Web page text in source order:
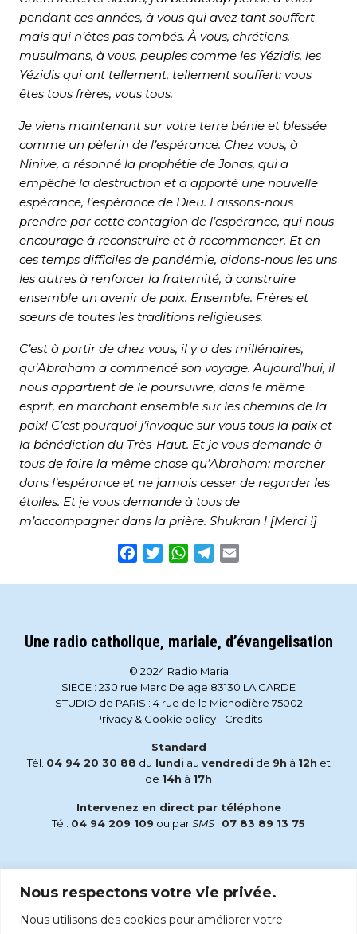
Nous respectons votre vie privée.
Nous utilisons des cookies pour améliorer votre
pendant ces années, à vous qui avez tant souffert
mais qui n’êtes pas tombés. À vous, chrétiens,
musulmans, à vous, peuples comme les Yézidis, les
Yézidis qui ont tellement, tellement souffert: vous
êtes tous frères, vous tous.
Je viens maintenant sur votre terre bénie et blessée
comme un pèlerin de l’espérance. Chez vous, à
Ninive, a résonné la prophétie de Jonas, qui a
empêché la destruction et a apporté une nouvelle
espérance, l’espérance de Dieu. Laissons-nous
prendre par cette contagion de l’espérance, qui nous
encourage à reconstruire et à recommencer. Et en
ces temps difficiles de pandémie, aidons-nous les uns
les autres à renforcer la fraternité, à construire
ensemble un avenir de paix. Ensemble. Frères et
sœurs de toutes les traditions religieuses.
C’est à partir de chez vous, il y a des millénaires,
qu’Abraham a commencé son voyage. Aujourd’hui, il
nous appartient de le poursuivre, dans le même
esprit, en marchant ensemble sur les chemins de la
paix! C’est pourquoi j’invoque sur vous tous la paix et
la bénédiction du Très-Haut. Et je vous demande à
tous de faire la même chose qu’Abraham: marcher
dans l’espérance et ne jamais cesser de regarder les
étoiles. Et je vous demande à tous de
m’accompagner dans la prière. Shukran ! [Merci !]
Facebook
TwitterWhatsApp
Telegram
Une radio catholique, mariale, d’évangelisation
© 2024 Radio Maria
SIEGE : 230 rue Marc Delage 83130 LA GARDE
STUDIO de PARIS : 4 rue de la Michodière 75002
Privacy & Cookie policy- Credits
Standard
Tél. 04 94 20 30 88 du lundi au vendredi de 9h à 12h et
de 14h à 17h
Intervenez en direct par téléphone
Tél. 04 94 209 109 ou parSMS : 07 83 89 13 75
accueil@radiomaria.fr
Écoutez Radio Maria sur :